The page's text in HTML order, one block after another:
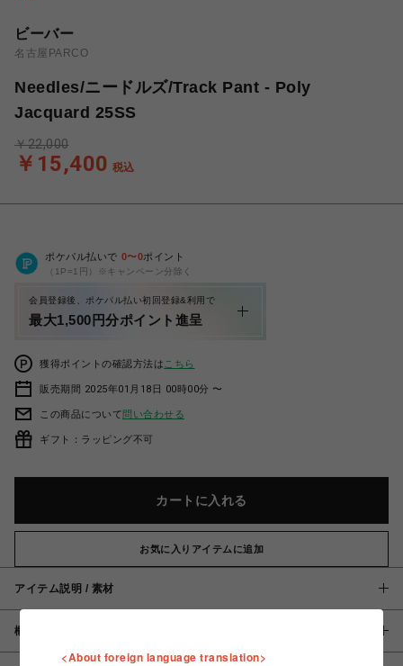
ビーバー
名古屋PARCO
Needles/ニードルズ/Track Pant - Poly
Jacquard 25SS
￥15,400 税込
￥22,000
ポケパル払いで 0〜0ポイント
（1P=1円）※キャンペーン分除く
会員登録後、ポケパル払い初回登録&利用で
最大1,500円分ポイント進呈
獲得ポイントの確認方法は こちら
販売期間 2025年01月18日 00時00分 〜
この商品について問い合わせる
ギフト：ラッピング不可
カートに入れる
お気に入りアイテムに追加
アイテム説明 / 素材
概要
<About foreign language translation>